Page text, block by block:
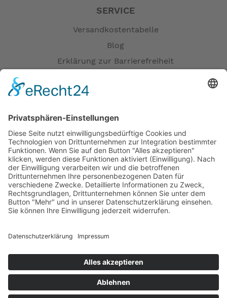
SERVICE
Versandkostentabelle
Blog
Erklärung zur Barrierefreiheit
Versandpartner
Verfügbarkeiten
Zahlung und Versand
Datenschutz
Fernabsatz
Widerrufsrecht MS
Widerrufsrecht bei Dienstleistungen
Garantiefall
Batterieverordnung
Ergänzende Allgemeine Geschäftsbedingungen zum